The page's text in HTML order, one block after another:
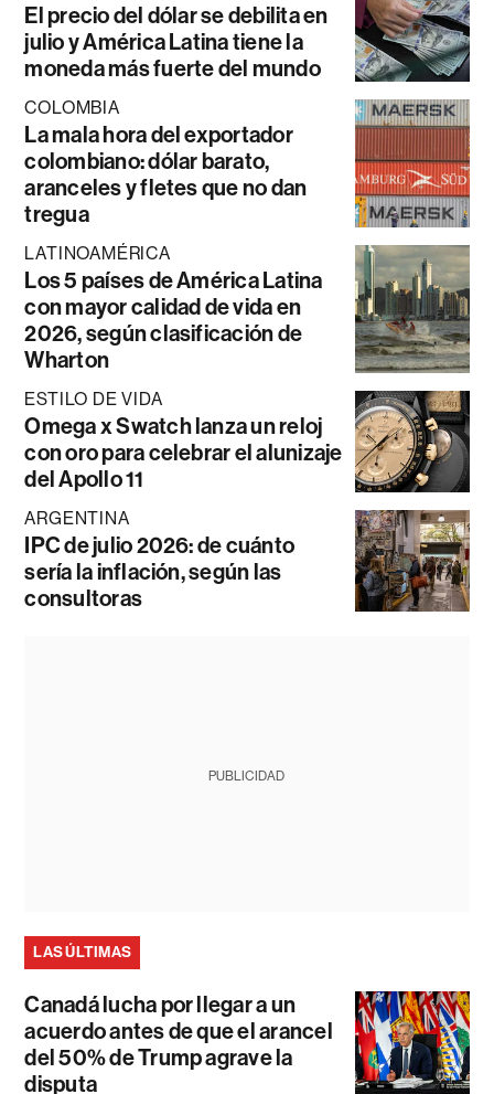
El precio del dólar se debilita en
julio y América Latina tiene la
moneda más fuerte del mundo
COLOMBIA
La mala hora del exportador
colombiano: dólar barato,
aranceles y fletes que no dan
tregua
LATINOAMÉRICA
Los 5 países de América Latina
con mayor calidad de vida en
2026, según clasificación de
Wharton
ESTILO DE VIDA
Omega x Swatch lanza un reloj
con oro para celebrar el alunizaje
del Apollo 11
ARGENTINA
IPC de julio 2026: de cuánto
sería la inflación, según las
consultoras
PUBLICIDAD
LAS ÚLTIMAS
Canadá lucha por llegar a un
acuerdo antes de que el arancel
del 50% de Trump agrave la
disputa